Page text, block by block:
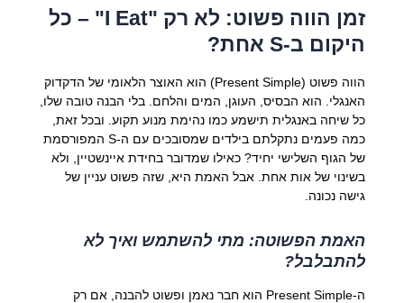
זמן הווה פשוט: לא רק "I Eat" – כל
היקום ב-S אחת?
הווה פשוט (Present Simple) הוא האוצר הלאומי של הדקדוק
האנגלי. הוא הבסיס, העוגן, המים והלחם. בלי הבנה טובה שלו,
כל שיחה באנגלית תישמע כמו נהימת מנוע תקוע. ובכל זאת,
כמה פעמים נתקלתם בילדים שמסובכים עם ה-S המפורסמת
של הגוף השלישי יחיד? כאילו שמדובר בחידת איינשטיין, ולא
בשינוי של אות אחת. אבל האמת היא, שזה פשוט עניין של
גישה נכונה.
האמת הפשוטה: מתי להשתמש ואיך לא
להתבלבל?
ה-Present Simple הוא חבר נאמן ופשוט להבנה, אם רק